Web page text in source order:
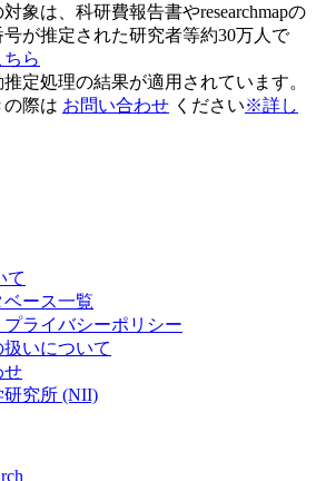
象は、科研費報告書やresearchmapの
が推定された研究者等約30万人で
ら
定処理の結果が適用されています。
際は お問い合わせ ください※詳し
て
ース一覧
ライバシーポリシー
いについて
せ
研究所 (NII)